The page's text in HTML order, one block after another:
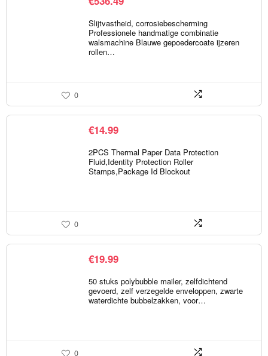
Slijtvastheid, corrosiebescherming
Professionele handmatige combinatie
walsmachine Blauwe gepoedercoate ijzeren
rollen…
0
€14.99
2PCS Thermal Paper Data Protection
Fluid,Identity Protection Roller
Stamps,Package Id Blockout
0
€19.99
50 stuks polybubble mailer, zelfdichtend
gevoerd, zelf verzegelde enveloppen, zwarte
waterdichte bubbelzakken, voor…
0